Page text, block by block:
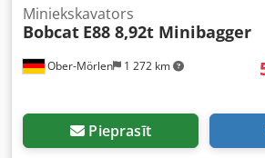
Ober-Mörlen 1 272 km
Miniekskavators
Bobcat E88 8,92t Minibagger
Pieprasīt